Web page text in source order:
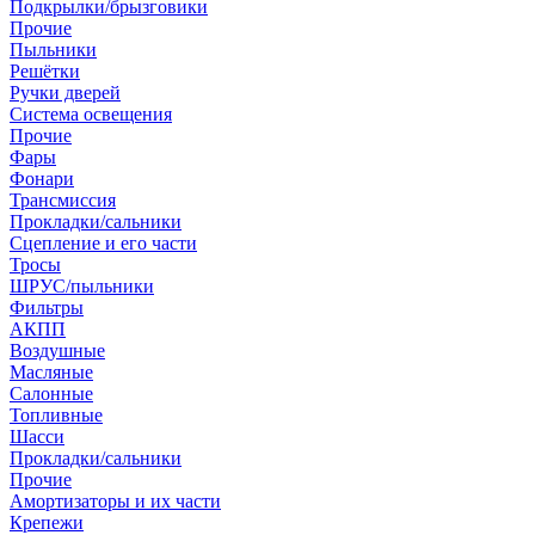
Подкрылки/брызговики
Прочие
Пыльники
Решётки
Ручки дверей
Система освещения
Прочие
Фары
Фонари
Трансмиссия
Прокладки/сальники
Сцепление и его части
Тросы
ШРУС/пыльники
Фильтры
АКПП
Воздушные
Масляные
Салонные
Топливные
Шасси
Прокладки/сальники
Прочие
Амортизаторы и их части
Крепежи